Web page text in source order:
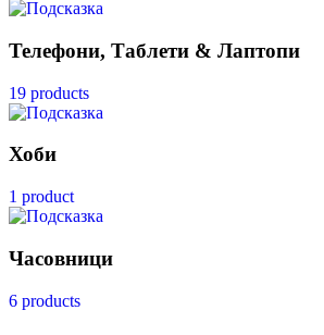
Телефони, Таблети & Лаптопи
19 products
Хоби
1 product
Часовници
6 products